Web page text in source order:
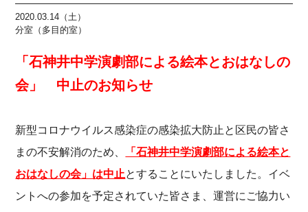
2020.03.14（土）
分室（多目的室）
「石神井中学演劇部による絵本とおはなしの
会」 中止のお知らせ
新型コロナウイルス感染症の感染拡大防止と区民の皆さ
まの不安解消のため、
「石神井中学演劇部による絵本と
おはなしの会」は中止とすることにいたしました。イベ
ントへの参加を予定されていた皆さま、運営にご協力い